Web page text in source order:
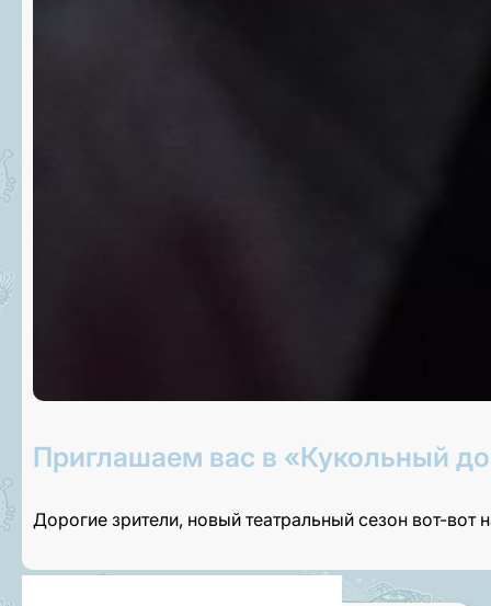
Приглашаем вас в «Кукольный
Дорогие зрители, новый театральный сезон вот-вот